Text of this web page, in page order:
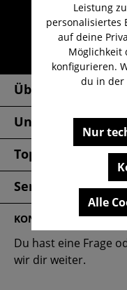
30
Über Uns
Unsere Marken
Top Kategorien
Service & FAQ
KONTAKT
Du hast eine Frage
wir dir weiter.
Leistung
personalisiertes
auf deine
Möglichkeit
konfigurieren.
du in der
Nur
Alle